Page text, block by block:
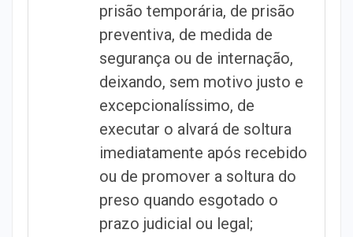
prisão temporária, de prisão
preventiva, de medida de
segurança ou de internação,
deixando, sem motivo justo e
excepcionalíssimo, de
executar o alvará de soltura
imediatamente após recebido
ou de promover a soltura do
preso quando esgotado o
prazo judicial ou legal;